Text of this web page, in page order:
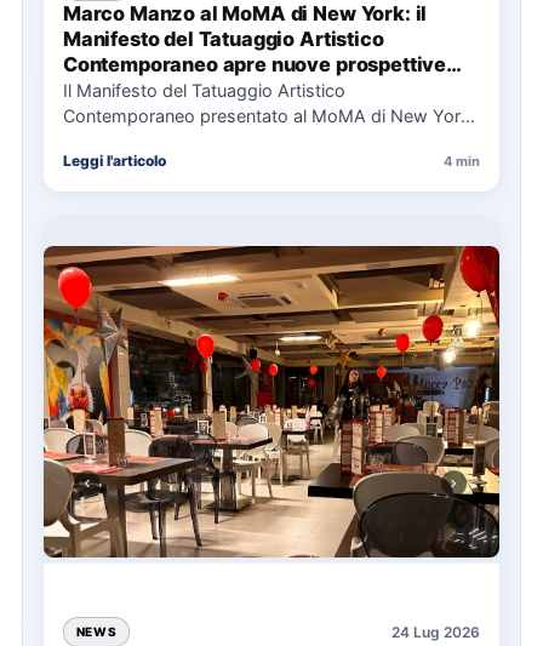
Marco Manzo al MoMA di New York: il
Manifesto del Tatuaggio Artistico
Contemporaneo apre nuove prospettive
per il collezionismo
Il Manifesto del Tatuaggio Artistico
Contemporaneo presentato al MoMA di New York
Leggi l'articolo 4 min
NEWS 24 Lug 2026